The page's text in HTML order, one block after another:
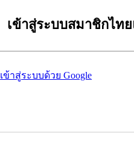
เข้าสู่ระบบสมาชิกไท
เข้าสู่ระบบด้วย Google